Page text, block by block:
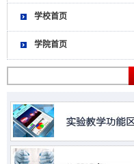
学校首页
学院首页